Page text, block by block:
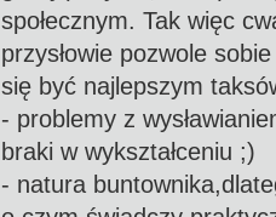
społecznym. Tak więc
przysłowie pozwole
się być najlepszym
- problemy z
braki w wykształceniu ;)
- natura